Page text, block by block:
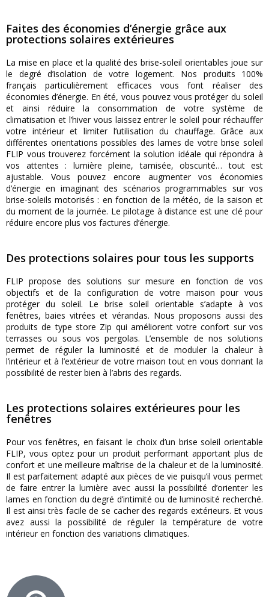
Faites des économies d’énergie grâce aux
protections solaires extérieures
La mise en place et la qualité des brise-soleil orientables joue sur
le degré d’isolation de votre logement. Nos produits 100%
français particulièrement efficaces vous font réaliser des
économies d’énergie. En été, vous pouvez vous protéger du soleil
et ainsi réduire la consommation de votre système de
climatisation et l’hiver vous laissez entrer le soleil pour réchauffer
votre intérieur et limiter l’utilisation du chauffage. Grâce aux
différentes orientations possibles des lames de votre brise soleil
FLIP vous trouverez forcément la solution idéale qui répondra à
vos attentes : lumière pleine, tamisée, obscurité… tout est
ajustable. Vous pouvez encore augmenter vos économies
d’énergie en imaginant des scénarios programmables sur vos
brise-soleils motorisés : en fonction de la météo, de la saison et
du moment de la journée. Le pilotage à distance est une clé pour
réduire encore plus vos factures d’énergie.
Des protections solaires pour tous les supports
FLIP propose des solutions sur mesure en fonction de vos
objectifs et de la configuration de votre maison pour vous
protéger du soleil. Le brise soleil orientable s’adapte à vos
fenêtres, baies vitrées et vérandas. Nous proposons aussi des
produits de type store Zip qui améliorent votre confort sur vos
terrasses ou sous vos pergolas. L’ensemble de nos solutions
permet de réguler la luminosité et de moduler la chaleur à
l’intérieur et à l’extérieur de votre maison tout en vous donnant la
possibilité de rester bien à l’abris des regards.
Les protections solaires extérieures pour les
fenêtres
Pour vos fenêtres, en faisant le choix d’un brise soleil orientable
FLIP, vous optez pour un produit performant apportant plus de
confort et une meilleure maîtrise de la chaleur et de la luminosité.
Il est parfaitement adapté aux pièces de vie puisqu’il vous permet
de faire entrer la lumière avec aussi la possibilité d’orienter les
lames en fonction du degré d’intimité ou de luminosité recherché.
Il est ainsi très facile de se cacher des regards extérieurs. Et vous
avez aussi la possibilité de réguler la température de votre
intérieur en fonction des variations climatiques.